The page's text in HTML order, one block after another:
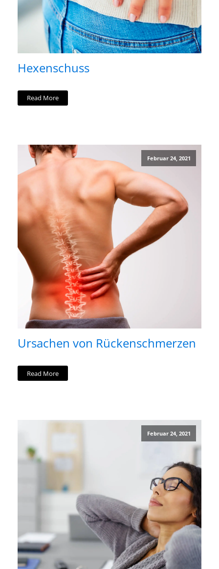
Hexenschuss
Read More
Februar 24, 2021
Ursachen von Rückenschmerzen
Read More
Februar 24, 2021